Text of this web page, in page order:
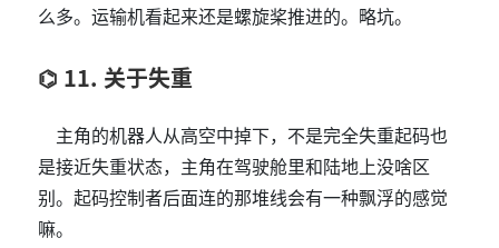
么多。运输机看起来还是螺旋桨推进的。略坑。
11. 关于失重
主角的机器人从高空中掉下，不是完全失重起码也
是接近失重状态，主角在驾驶舱里和陆地上没啥区
别。起码控制者后面连的那堆线会有一种飘浮的感觉
嘛。